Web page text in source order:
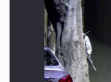
Motociclista fue
templo en Guadalajara